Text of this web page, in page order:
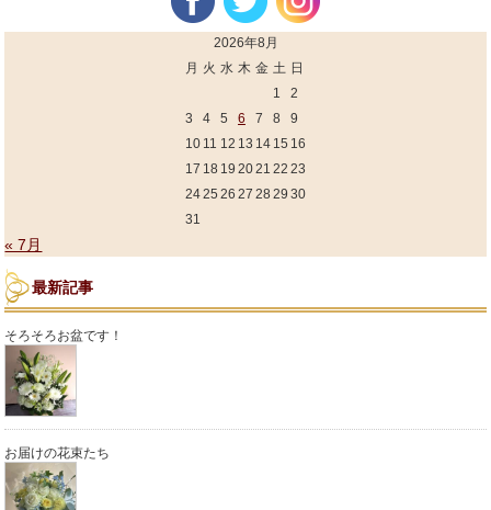
2026年8月
月 火 水 木 金 土 日
1
2
3
4 5 6 7 8
9
10 11 12 13 14 15 16
17 18 19 2021 22 23
2425 26 27 28 29 30
31
« 7月
最新記事
そろそろお盆です！
お届けの花束たち